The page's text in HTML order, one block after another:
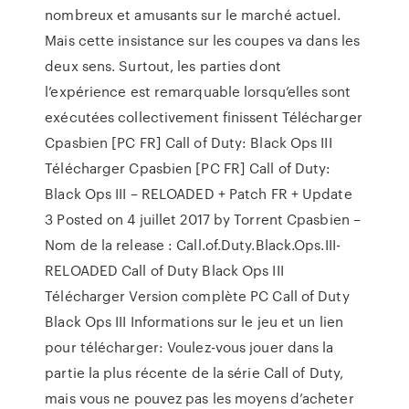
nombreux et amusants sur le marché actuel.
Mais cette insistance sur les coupes va dans les
deux sens. Surtout, les parties dont
l’expérience est remarquable lorsqu’elles sont
exécutées collectivement finissent Télécharger
Cpasbien [PC FR] Call of Duty: Black Ops III
Télécharger Cpasbien [PC FR] Call of Duty:
Black Ops III – RELOADED + Patch FR + Update
3 Posted on 4 juillet 2017 by Torrent Cpasbien –
Nom de la release : Call.of.Duty.Black.Ops.III-
RELOADED Call of Duty Black Ops III
Télécharger Version complète PC Call of Duty
Black Ops III Informations sur le jeu et un lien
pour télécharger: Voulez-vous jouer dans la
partie la plus récente de la série Call of Duty,
mais vous ne pouvez pas les moyens d’acheter